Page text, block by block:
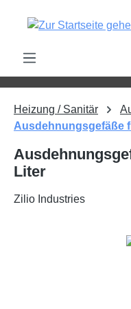
springen
Heizung / Sanitär
Ausdehnungsgefäße
Liter
Zilio Industries
Bildergalerie